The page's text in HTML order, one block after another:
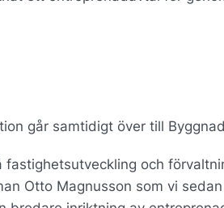
går samtidigt över till
och
Otto Magnusson som vi